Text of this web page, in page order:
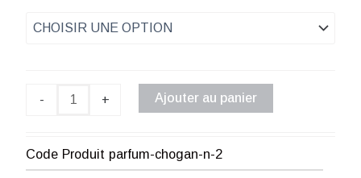
à
€ 35,00
-
Chogan
+ Ajouter au panier
Code Produit parfum-chogan-n-2